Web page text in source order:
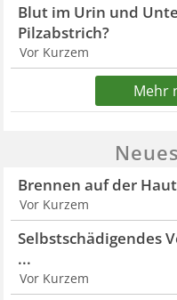
Blut im Urin und
Pilzabstrich?
Vor Kurzem
Mehr
Brennen auf der Haut
Vor Kurzem
Selbstschädigendes
...
Vor Kurzem